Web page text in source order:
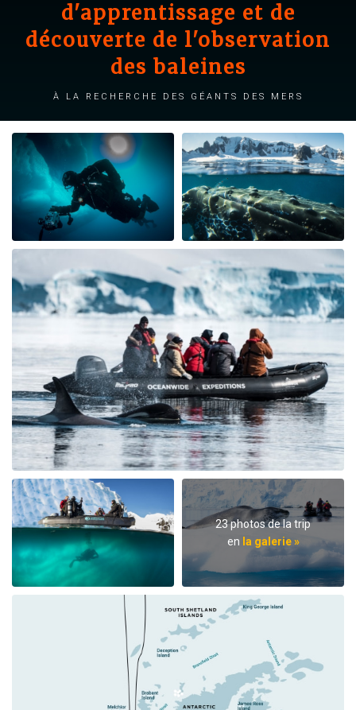
d'apprentissage et de
découverte de l'observation
des baleines
À la recherche des géants des mers
23 photos de la trip
en la galerie »